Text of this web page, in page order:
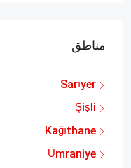
مناطق
Sarıyer
Şişli
Kağıthane
Ümraniye